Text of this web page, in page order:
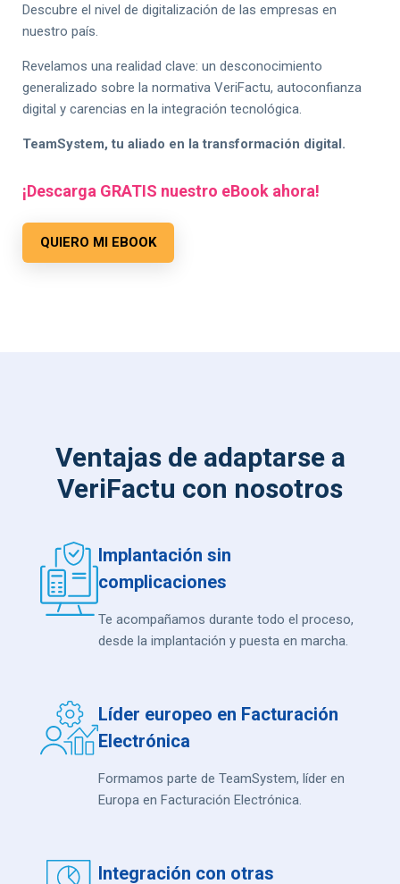
Descubre el nivel de digitalización de las empresas en
nuestro país.
Revelamos una realidad clave: un desconocimiento
generalizado sobre la normativa VeriFactu, autoconfianza
digital y carencias en la integración tecnológica.
TeamSystem, tu aliado en la transformación digital.
¡Descarga GRATIS nuestro eBook ahora!
QUIERO MI EBOOK
Ventajas de adaptarse a
VeriFactu con nosotros
Implantación sin
complicaciones
Te acompañamos durante todo el proceso,
desde la implantación y puesta en marcha.
Líder europeo en Facturación
Electrónica
Formamos parte de TeamSystem, líder en
Europa en Facturación Electrónica.
Integración con otras